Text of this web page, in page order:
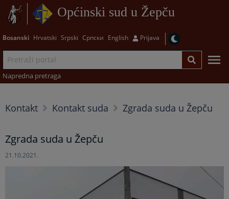
Općinski sud u Žepču
Bosanski Hrvatski Srpski Српски English Prijava
Napredna pretraga
Kontakt Kontakt suda Zgrada suda u Žepču
Zgrada suda u Žepču
21.10.2021.